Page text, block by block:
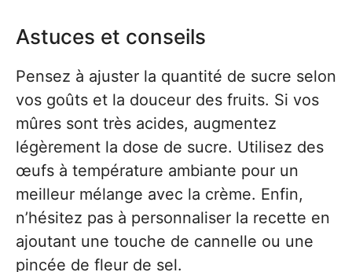
Astuces et conseils
Pensez à ajuster la quantité de sucre selon
vos goûts et la douceur des fruits. Si vos
mûres sont très acides, augmentez
légèrement la dose de sucre. Utilisez des
œufs à température ambiante pour un
meilleur mélange avec la crème. Enfin,
n’hésitez pas à personnaliser la recette en
ajoutant une touche de cannelle ou une
pincée de fleur de sel.